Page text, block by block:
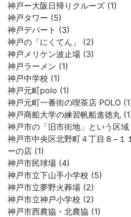
神戸ー大阪日帰りクルーズ (1)
神戸タワー (5)
神戸デパート (3)
神戸の「にくてん」 (2)
神戸メリケン波止場 (3)
神戸ラーメン (1)
神戸中学校 (1)
神戸元町polo (1)
神戸元町一番街の喫茶店 POLO
神戸商船大学の練習帆船進徳丸
神戸市の「旧市街地」という区域
神戸市中央区北野町４丁目８−１
ーの店 (1)
神戸市民球場 (4)
神戸市立下山手小学校 (5)
神戸市立夢野火葬場 (2)
神戸市立神戸小学校 (2)
神戸市西農協・北農協 (1)